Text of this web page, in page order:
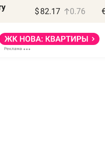
$ 82.17 0.76